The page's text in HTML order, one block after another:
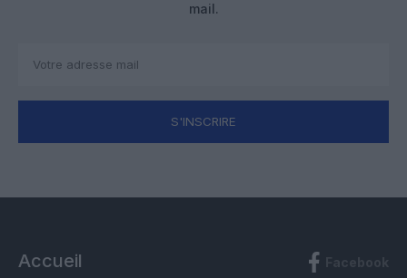
mail.
S'INSCRIRE
Accueil